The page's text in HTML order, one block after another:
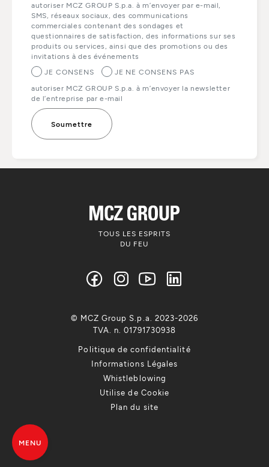
autoriser MCZ GROUP S.p.a. à m’envoyer par e-mail,
SMS, réseaux sociaux, des communications
commerciales contenant des sondages et
questionnaires de satisfaction, des informations sur ses
produits ou services, ainsi que des promotions ou des
invitations à des événements
JE CONSENS
JE NE CONSENS PAS
autoriser MCZ GROUP S.p.a. à m’envoyer la newsletter
de l’entreprise par e-mail
TOUS LES ESPRITS
DU FEU
Politique de confidentialité
Informations Légales
Whistleblowing
Utilise de Cookie
Plan du site
© MCZ Group S.p.a. 2023-2026
TVA. n. 01791730938
MENU